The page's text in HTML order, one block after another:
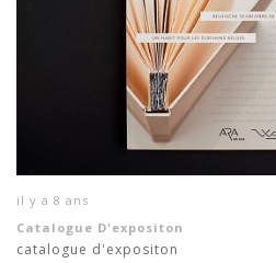
il y a 8 ans
Catalogue D'expositon
catalogue d'expositon